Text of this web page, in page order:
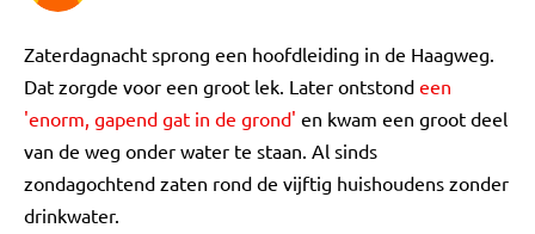
Zaterdagnacht sprong een hoofdleiding in de Haagweg.
Dat zorgde voor een groot lek. Later ontstond een
'enorm, gapend gat in de grond' en kwam een groot deel
van de weg onder water te staan. Al sinds
zondagochtend zaten rond de vijftig huishoudens zonder
drinkwater.